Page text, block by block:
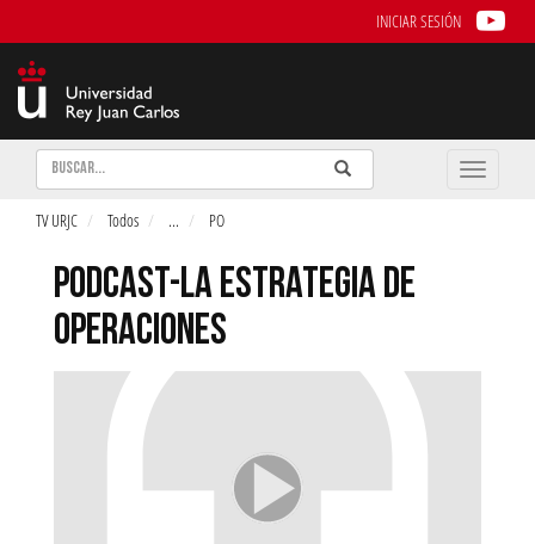
INICIAR SESIÓN
Buscar Enviar
Buscar
Toggle
TV URJC Todos ... PO
PODCAST-LA ESTRATEGIA DE
OPERACIONES